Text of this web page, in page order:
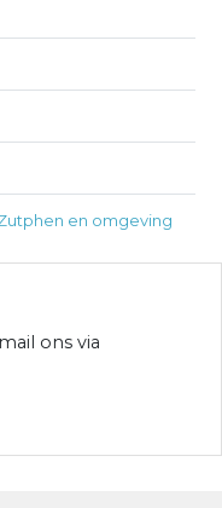
en omgeving
ons via